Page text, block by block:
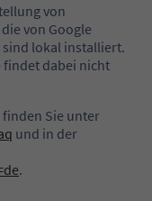
von
von Google
sind lokal installiert.
findet dabei nicht
Sie unter
und in der
.